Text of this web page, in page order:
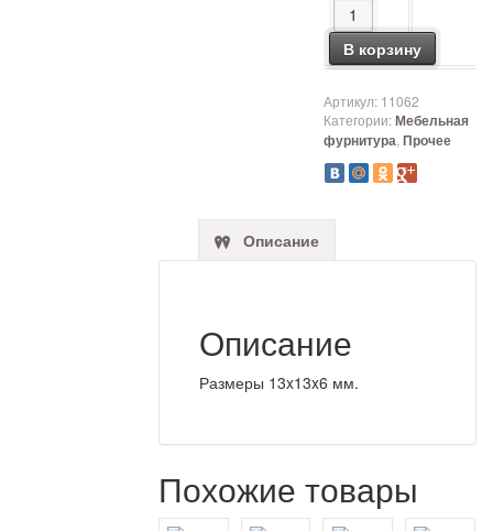
Количество
В корзину
Артикул: 11062
Категории:Мебельная
фурнитура,Прочее
Описание
Описание
Размеры 13x13x6 мм.
Похожие товары